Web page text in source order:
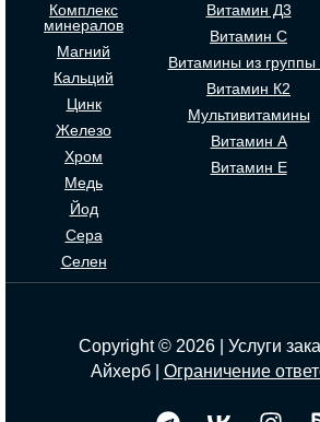
Комплекс
минералов
Магний
Кальций
Цинк
Железо
Хром
Медь
Йод
Сера
Селен
Витамин Д3
Витамин С
Витамины из группы
Витамин К2
Мультивитамины
Витамин А
Витамин Е
Copyright © 2026 | Услуги
Айхерб | Ограничение